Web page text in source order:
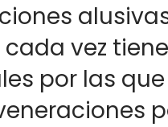
vez
por las